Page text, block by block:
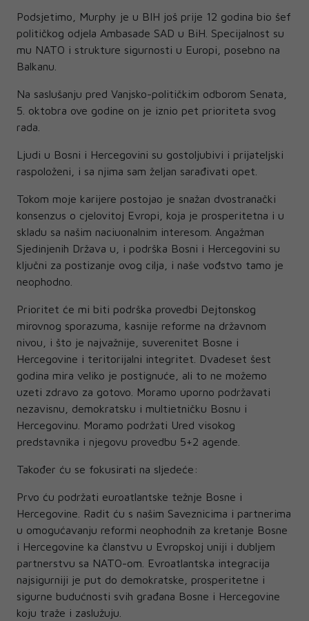
Podsjetimo, Murphy je u BIH još prije 12 godina bio šef
političkog odjela Ambasade SAD u BiH. Specijalnost su
mu NATO i strukture sigurnosti u Europi, posebno na
Balkanu.
Na saslušanju pred Vanjsko-političkim odborom Senata,
5. oktobra ove godine on je iznio pet prioriteta svog
rada.
Ljudi u Bosni i Hercegovini su gostoljubivi i prijateljski
raspoloženi, i sa njima sam željan sarađivati opet.
Tokom moje karijere postojao je snažan dvostranački
konsenzus o cjelovitoj Evropi, koja je prosperitetna i u
skladu sa našim naciuonalnim interesom. Angažman
Sjedinjenih Država u, i podrška Bosni i Hercegovini su
ključni za postizanje ovog cilja, i naše vođstvo tamo je
neophodno.
Prioritet će mi biti podrška provedbi Dejtonskog
mirovnog sporazuma, kasnije reforme na državnom
nivou, i što je najvažnije, suverenitet Bosne i
Hercegovine i teritorijalni integritet. Dvadeset šest
godina mira veliko je postignuće, ali to ne možemo
uzeti zdravo za gotovo. Moramo uporno podržavati
nezavisnu, demokratsku i multietničku Bosnu i
Hercegovinu. Moramo podržati Ured visokog
predstavnika i njegovu provedbu 5+2 agende.
Također ću se fokusirati na sljedeće:
Prvo ću podržati euroatlantske težnje Bosne i
Hercegovine. Radit ću s našim Saveznicima i partnerima
u omogućavanju reformi neophodnih za kretanje Bosne
i Hercegovine ka članstvu u Evropskoj uniji i dubljem
partnerstvu sa NATO-om. Evroatlantska integracija
najsigurniji je put do demokratske, prosperitetne i
sigurne budućnosti svih građana Bosne i Hercegovine
koju traže i zaslužuju.